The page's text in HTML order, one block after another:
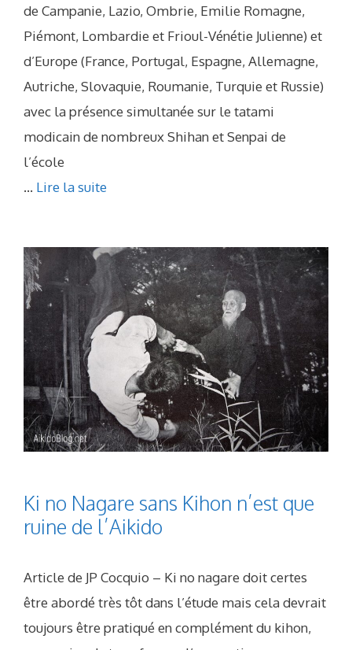
de Campanie, Lazio, Ombrie, Emilie Romagne,
Piémont, Lombardie et Frioul-Vénétie Julienne) et
d’Europe (France, Portugal, Espagne, Allemagne,
Autriche, Slovaquie, Roumanie, Turquie et Russie)
avec la présence simultanée sur le tatami
modicain de nombreux Shihan et Senpai de
l’école
... Lire la suite
Ki no Nagare sans Kihon n’est que
ruine de l’Aikido
Article de JP Cocquio – Ki no nagare doit certes
être abordé très tôt dans l’étude mais cela devrait
toujours être pratiqué en complément du kihon,